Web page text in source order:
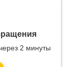
2 минуты